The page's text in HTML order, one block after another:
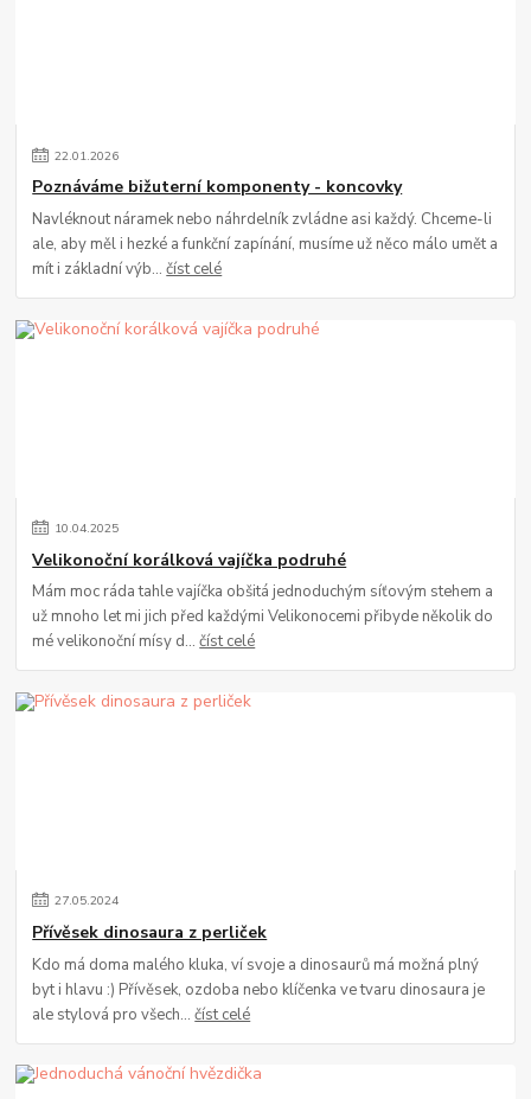
22.01.2026
Poznáváme bižuterní komponenty - koncovky
Navléknout náramek nebo náhrdelník zvládne asi každý. Chceme-li
ale, aby měl i hezké a funkční zapínání, musíme už něco málo umět a
mít i základní výb...číst celé
10.04.2025
Velikonoční korálková vajíčka podruhé
Mám moc ráda tahle vajíčka obšitá jednoduchým síťovým stehem a
už mnoho let mi jich před každými Velikonocemi přibyde několik do
mé velikonoční mísy d...číst celé
27.05.2024
Přívěsek dinosaura z perliček
Kdo má doma malého kluka, ví svoje a dinosaurů má možná plný
byt i hlavu :) Přívěsek, ozdoba nebo klíčenka ve tvaru dinosaura je
ale stylová pro všech...číst celé